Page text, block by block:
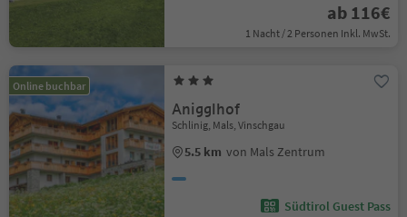
ab 116€
1 Nacht / 2 Personen Inkl. MwSt.
Online buchbar
Anigglhof
Schlinig, Mals, Vinschgau
5.5 km von Mals Zentrum
Südtirol Guest Pass